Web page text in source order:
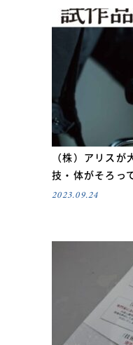
（株）アリス
技・体がそろっ
2023.09.24